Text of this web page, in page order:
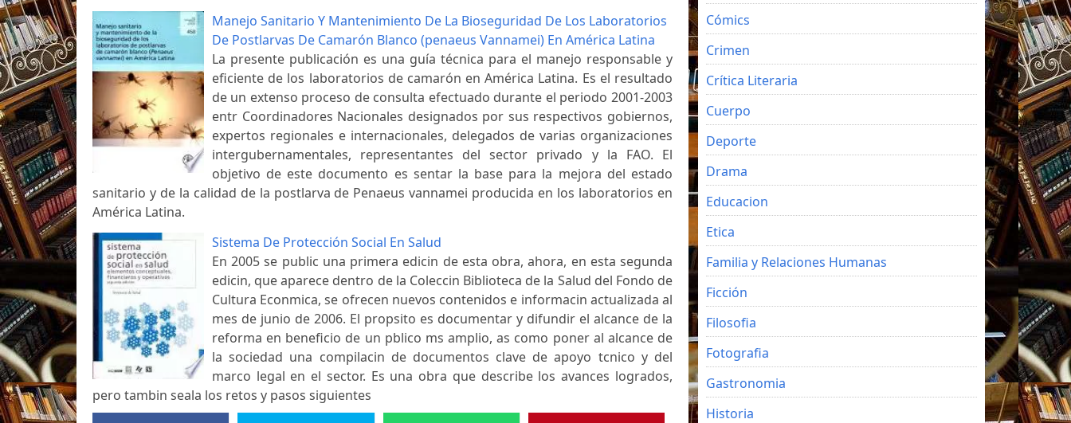
Manejo Sanitario Y Mantenimiento De La Bioseguridad De Los Laboratorios
De Postlarvas De Camarón Blanco (penaeus Vannamei) En América Latina
La presente publicación es una guía técnica para el manejo responsable y
eficiente de los laboratorios de camarón en América Latina. Es el resultado
de un extenso proceso de consulta efectuado durante el periodo 2001-2003
entr Coordinadores Nacionales designados por sus respectivos gobiernos,
expertos regionales e internacionales, delegados de varias organizaciones
intergubernamentales, representantes del sector privado y la FAO. El
objetivo de este documento es sentar la base para la mejora del estado
sanitario y de la calidad de la postlarva de Penaeus vannamei producida en los laboratorios en
América Latina.
Sistema De Protección Social En Salud
En 2005 se public una primera edicin de esta obra, ahora, en esta segunda
edicin, que aparece dentro de la Coleccin Biblioteca de la Salud del Fondo de
Cultura Econmica, se ofrecen nuevos contenidos e informacin actualizada al
mes de junio de 2006. El propsito es documentar y difundir el alcance de la
reforma en beneficio de un pblico ms amplio, as como poner al alcance de
la sociedad una compilacin de documentos clave de apoyo tcnico y del
marco legal en el sector. Es una obra que describe los avances logrados,
pero tambin seala los retos y pasos siguientes
Cómics
Crimen
Crítica Literaria
Cuerpo
Deporte
Drama
Educacion
Etica
Familia y Relaciones Humanas
Ficción
Filosofia
Fotografia
Gastronomia
Historia